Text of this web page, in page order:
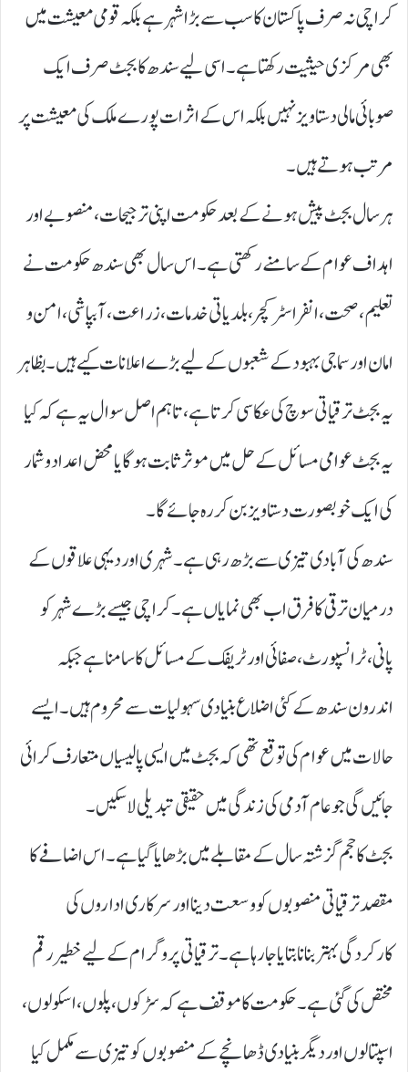
کراچی نہ صرف پاکستان کا سب سے بڑا شہر ہے بلکہ قومی معیشت میں
بھی مرکزی حیثیت رکھتا ہے۔ اسی لیے سندھ کا بجٹ صرف ایک
صوبائی مالی دستاویز نہیں بلکہ اس کے اثرات پورے ملک کی معیشت پر
مرتب ہوتے ہیں۔
ہر سال بجٹ پیش ہونے کے بعد حکومت اپنی ترجیحات، منصوبے اور
اہداف عوام کے سامنے رکھتی ہے۔ اس سال بھی سندھ حکومت نے
تعلیم، صحت، انفراسٹرکچر، بلدیاتی خدمات، زراعت، آبپاشی، امن و
امان اور سماجی بہبود کے شعبوں کے لیے بڑے اعلانات کیے ہیں۔ بظاہر
یہ بجٹ ترقیاتی سوچ کی عکاسی کرتا ہے، تاہم اصل سوال یہ ہے کہ کیا
یہ بجٹ عوامی مسائل کے حل میں موثر ثابت ہوگا یا محض اعداد و شمار
کی ایک خوبصورت دستاویز بن کر رہ جائے گا۔
سندھ کی آبادی تیزی سے بڑھ رہی ہے۔ شہری اور دیہی علاقوں کے
درمیان ترقی کا فرق اب بھی نمایاں ہے۔ کراچی جیسے بڑے شہر کو
پانی، ٹرانسپورٹ، صفائی اور ٹریفک کے مسائل کا سامنا ہے جبکہ
اندرون سندھ کے کئی اضلاع بنیادی سہولیات سے محروم ہیں۔ ایسے
حالات میں عوام کی توقع تھی کہ بجٹ میں ایسی پالیسیاں متعارف کرائی
جائیں گی جو عام آدمی کی زندگی میں حقیقی تبدیلی لا سکیں۔
بجٹ کا حجم گزشتہ سال کے مقابلے میں بڑھایا گیا ہے۔ اس اضافے کا
مقصد ترقیاتی منصوبوں کو وسعت دینا اور سرکاری اداروں کی
کارکردگی بہتر بنانا بتایا جا رہا ہے۔ ترقیاتی پروگرام کے لیے خطیر رقم
مختص کی گئی ہے۔ حکومت کا موقف ہے کہ سڑکوں، پلوں، اسکولوں،
اسپتالوں اور دیگر بنیادی ڈھانچے کے منصوبوں کو تیزی سے مکمل کیا